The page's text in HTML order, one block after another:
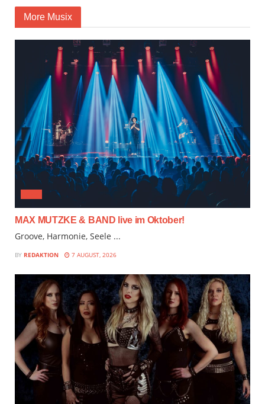
More Musix
MAX MUTZKE & BAND live im Oktober!
Groove, Harmonie, Seele ...
BY REDAKTION 7 AUGUST, 2026